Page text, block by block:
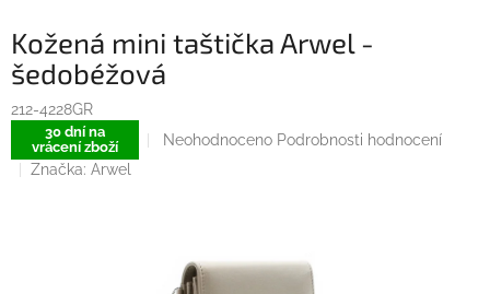
Kožená mini taštička Arwel -
šedobéžová
212-4228GR
30 dní na
vrácení zboží
Průměrné
hvězdiček.
Neohodnoceno Podrobnosti hodnocení
Značka: Arwel